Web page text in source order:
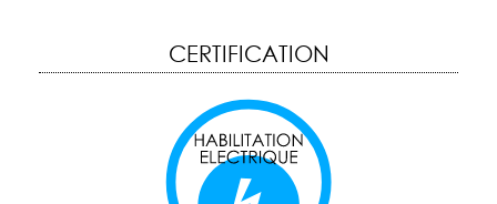
CERTIFICATION